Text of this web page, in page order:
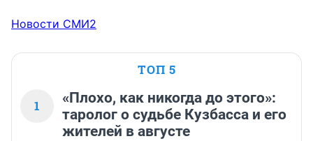
Новости СМИ2
ТОП 5
1
«Плохо, как никогда до этого»:
таролог о судьбе Кузбасса и его
жителей в августе